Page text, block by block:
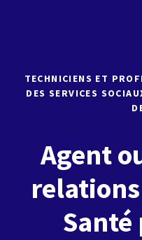
TECHNICIENS ET
DES SERVICES
Agent